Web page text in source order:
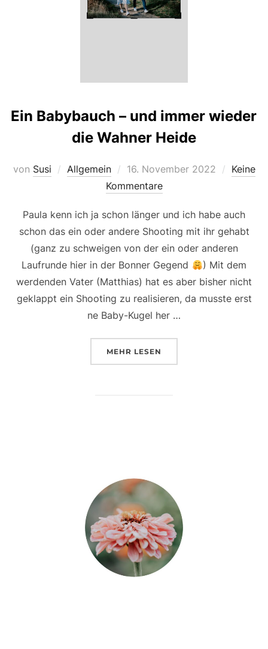
Ein Babybauch – und immer wieder
die Wahner Heide
von Susi Allgemein
Veröffentlicht
am
16. November 2022
Keine
Kommentare
Paula kenn ich ja schon länger und ich habe auch
schon das ein oder andere Shooting mit ihr gehabt
(ganz zu schweigen von der ein oder anderen
Laufrunde hier in der Bonner Gegend
) Mit dem
werdenden Vater (Matthias) hat es aber bisher nicht
geklappt ein Shooting zu realisieren, da musste erst
ne Baby-Kugel her …
MEHR ÜBER „EIN BABYBAUCH –
LESEN